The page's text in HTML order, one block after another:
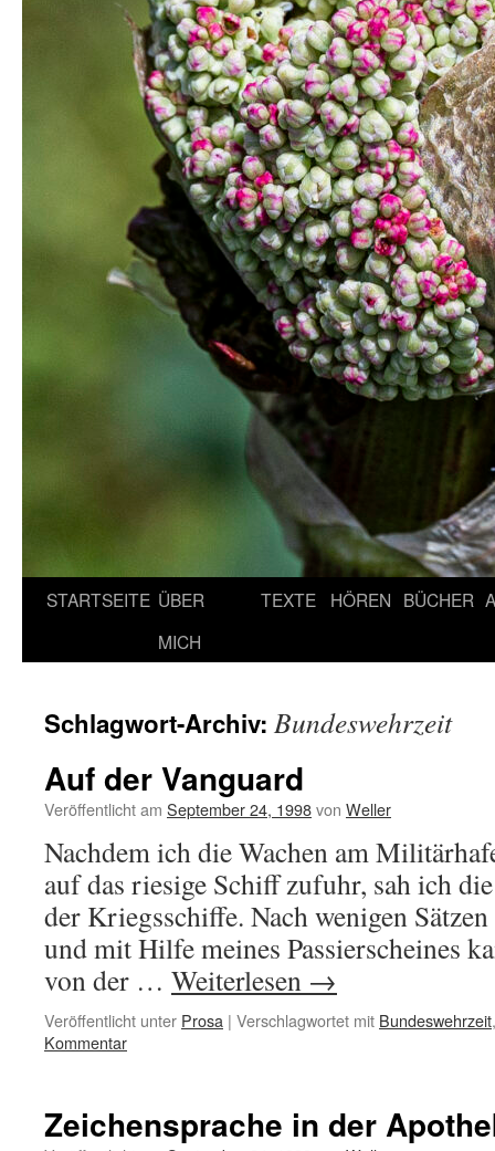
STARTSEITE ÜBER
MICH
TEXTE HÖREN BÜCHER
Schlagwort-Archiv: Bundeswehrzeit
Auf der Vanguard
Veröffentlicht am September 24, 1998von Weller
Nachdem ich die Wachen am
auf das riesige Schiff zufuhr, sah ich
der Kriegsschiffe. Nach wenigen
und mit Hilfe meines Passierscheines
von der … Weiterlesen →
Veröffentlicht unter Prosa | Verschlagwortet mit Bundeswehrzeit
Kommentar
Zeichensprache in der